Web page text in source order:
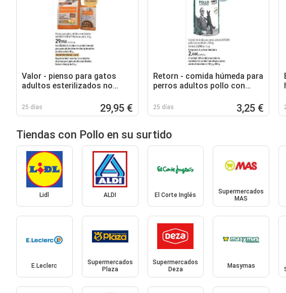
Valor - pienso para gatos
adultos esterilizados no
25 días 29,95 €
Retorn - comida húmeda para
perros adultos pollo con
25 días 3,25 €
Tiendas con Pollo en su surtido
Lidl ALDI El Corte Inglés
Supermercados
MAS
E.Leclerc
Supermercados
Plaza
Supermercados
Deza
Masymas